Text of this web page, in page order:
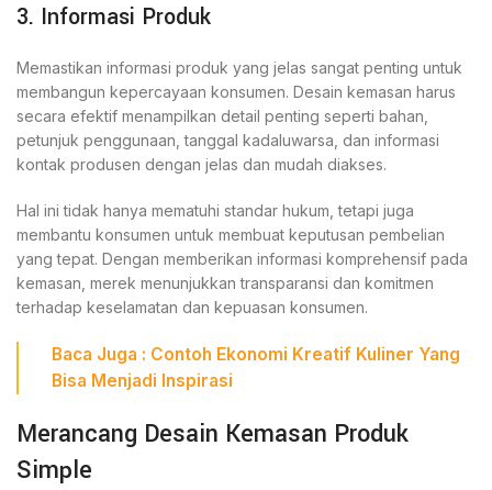
3. Informasi Produk
Memastikan informasi produk yang jelas sangat penting untuk
membangun kepercayaan konsumen. Desain kemasan harus
secara efektif menampilkan detail penting seperti bahan,
petunjuk penggunaan, tanggal kadaluwarsa, dan informasi
kontak produsen dengan jelas dan mudah diakses.
Hal ini tidak hanya mematuhi standar hukum, tetapi juga
membantu konsumen untuk membuat keputusan pembelian
yang tepat. Dengan memberikan informasi komprehensif pada
kemasan, merek menunjukkan transparansi dan komitmen
terhadap keselamatan dan kepuasan konsumen.
Baca Juga : Contoh Ekonomi Kreatif Kuliner Yang
Bisa Menjadi Inspirasi
Merancang Desain Kemasan Produk
Simple